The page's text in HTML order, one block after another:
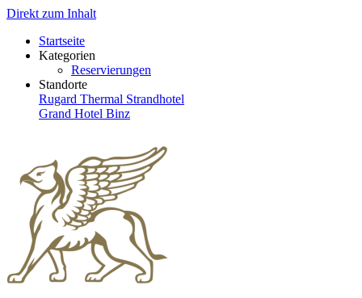
Direkt zum Inhalt
Startseite
Kategorien
Reservierungen
Standorte
Rugard Thermal Strandhotel
Grand Hotel Binz